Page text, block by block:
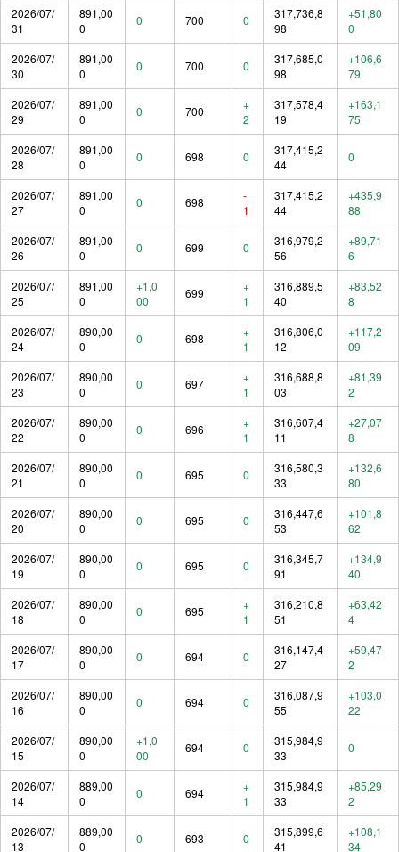
2026/07/
31
891,00
0
0 700 0
317,736,8
98
+51,80
0
2026/07/
30
891,00
0
0 700 0
317,685,0
98
+106,6
79
2026/07/
29
891,00
0
0 700
+
2
317,578,4
19
+163,1
75
2026/07/
28
891,00
0
0 698 0
317,415,2
44
0
2026/07/
27
891,00
0
0 698
-
1
317,415,2
44
+435,9
88
2026/07/
26
891,00
0
0 699 0
316,979,2
56
+89,71
6
2026/07/
25
891,00
0
+1,0
00
699
+
1
316,889,5
40
+83,52
8
2026/07/
24
890,00
0
0 698
+
1
316,806,0
12
+117,2
09
2026/07/
23
890,00
0
0 697
+
1
316,688,8
03
+81,39
2
2026/07/
22
890,00
0
0 696
+
1
316,607,4
11
+27,07
8
2026/07/
21
890,00
0
0 695 0
316,580,3
33
+132,6
80
2026/07/
20
890,00
0
0 695 0
316,447,6
53
+101,8
62
2026/07/
19
890,00
0
0 695 0
316,345,7
91
+134,9
40
2026/07/
18
890,00
0
0 695
+
1
316,210,8
51
+63,42
4
2026/07/
17
890,00
0
0 694 0
316,147,4
27
+59,47
2
2026/07/
16
890,00
0
0 694 0
316,087,9
55
+103,0
22
2026/07/
15
890,00
0
+1,0
00
694 0
315,984,9
33
0
2026/07/
14
889,00
0
0 694
+
1
315,984,9
33
+85,29
2
2026/07/
13
889,00
0
0 693 0
315,899,6
41
+108,1
34